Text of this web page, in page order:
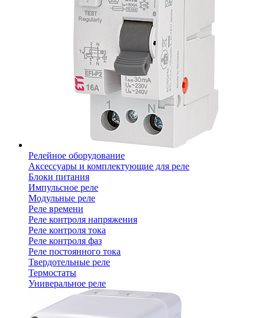
Релейное оборудование
Аксессуары и комплектующие для реле
Блоки питания
Импульсное реле
Модульные реле
Реле времени
Реле контроля напряжения
Реле контроля тока
Реле контроля фаз
Реле постоянного тока
Твердотельные реле
Термостаты
Универальное реле